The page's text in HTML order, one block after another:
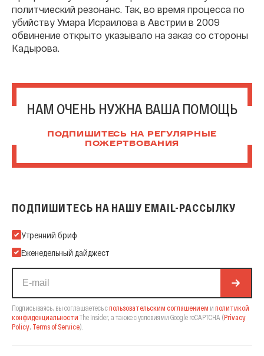
политчиеский резонанс. Так, во время процесса по
убийству Умара Исраилова в Австрии в 2009
обвинение открыто указывало на заказ со стороны
Кадырова.
НАМ ОЧЕНЬ НУЖНА ВАША ПОМОЩЬ
ПОДПИШИТЕСЬ НА РЕГУЛЯРНЫЕ
ПОЖЕРТВОВАНИЯ
ПОДПИШИТЕСЬ НА НАШУ EMAIL-РАССЫЛКУ
Подпишитесь на нашу Email-рассылку
Утренний бриф
Еженедельный дайджест
Подписываясь, вы соглашаетесь спользовательским соглашением и политикой
конфиденциальности The Insider, а также с условиями Google reCAPTCHA (Privacy
Policy, Terms of Service).